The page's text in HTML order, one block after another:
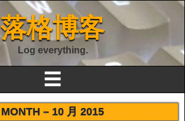
落格博客
Log everything.
☰
MONTH –10 月 2015